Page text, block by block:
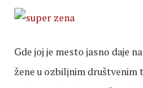
Gde joj je mesto jasno daje
žene u ozbiljnim društvenim